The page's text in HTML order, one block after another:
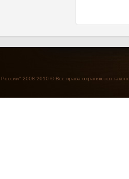
России" 2008-2010 © Все права охраняются